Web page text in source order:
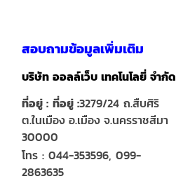
สอบถามข้อมูลเพิ่มเติม
บริษัท ออลล์เว็บ เทคโนโลยี่ จำกัด
ที่อยู่ : ที่อยู่ :3279/24 ถ.สืบศิริ
ต.ในเมือง อ.เมือง จ.นครราชสีมา
30000
โทร : 044-353596, 099-
2863635